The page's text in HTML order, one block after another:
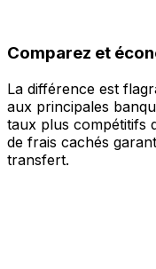
Comparez et
La différence est
aux principales
taux plus compétitifs
de frais cachés
transfert.